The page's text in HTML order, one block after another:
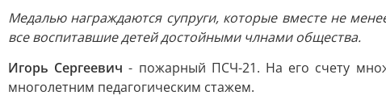
Медалью награждаются супруги, которые вместе не
все воспитавшие детей достойными члнами общества.
Игорь Сергеевич - пожарный ПСЧ-21. На его счету
многолетним педагогическим стажем.